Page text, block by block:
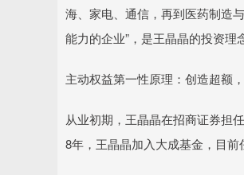
海、家电、通信，再到医药制造
能力的企业”，是王晶晶的投资理
主动权益第一性原理：创造超额
从业初期，王晶晶在招商证券担
8年，王晶晶加入大成基金，目前